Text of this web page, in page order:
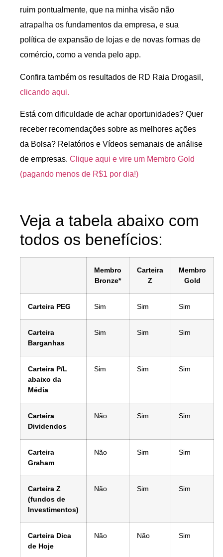
ruim pontualmente, que na minha visão não
atrapalha os fundamentos da empresa, e sua
política de expansão de lojas e de novas formas de
comércio, como a venda pelo app.
Confira também os resultados de RD Raia Drogasil,
clicando aqui.
Está com dificuldade de achar oportunidades? Quer
receber recomendações sobre as melhores ações
da Bolsa? Relatórios e Vídeos semanais de análise
de empresas. Clique aqui e vire um Membro Gold
(pagando menos de R$1 por dia!)
Veja a tabela abaixo com
todos os benefícios:
Membro
Bronze*
Carteira
Z
Membro
Gold
Carteira PEG Sim Sim Sim
Carteira
Barganhas
Sim Sim Sim
Carteira P/L
abaixo da
Média
Sim Sim Sim
Carteira
Dividendos
Não Sim Sim
Carteira
Graham
Não Sim Sim
Carteira Z
(fundos de
Investimentos)
Não Sim Sim
Carteira Dica
de Hoje
Não Não Sim